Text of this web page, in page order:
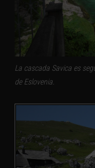
La cascada Savica es
de Eslovenia.